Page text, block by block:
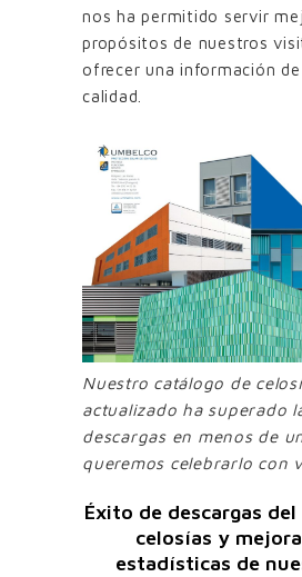
nos ha permitido servir
propósitos de nuestros
ofrecer una información
calidad.
Nuestro catálogo de
actualizado ha superado
descargas en menos de
queremos celebrarlo con
Éxito de descargas
celosías y
estadísticas de